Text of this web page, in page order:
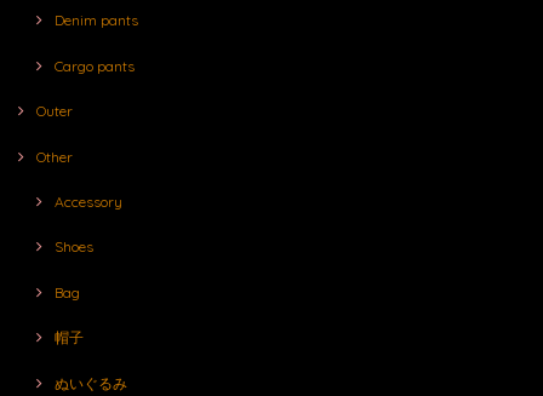
Denim pants
Cargo pants
Outer
Other
Accessory
Shoes
Bag
帽子
ぬいぐるみ